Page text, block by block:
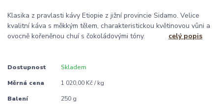
Klasika z pravlasti kávy Etiopie z jižní provincie Sidamo. Velice
kvalitní káva s měkkým tělem, charakteristickou květinovou vůni a
ovocně kořeněnou chuí s čokoládovými tóny. celý popis
Dostupnost Skladem
Měrná cena 1 020,00 Kč / kg
Balení 250 g